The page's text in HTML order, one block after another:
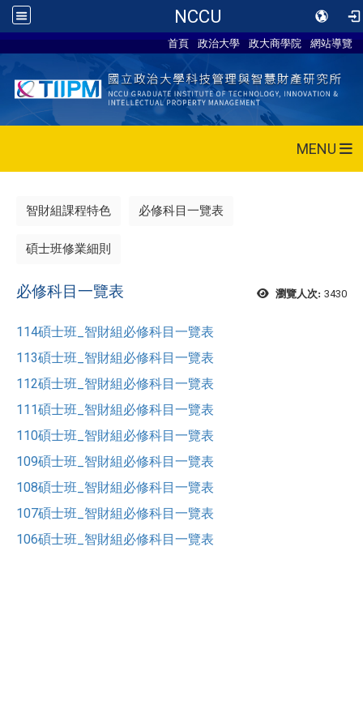
NCCU
首頁 政治大學 政大商學院 網站導覽
MENU
智財組課程特色 必修科目一覽表
碩士班修業細則
瀏覽人次: 3430
必修科目一覽表
114碩士班_智財組必修科目一覽表
113碩士班_智財組必修科目一覽表
112碩士班_智財組必修科目一覽表
111碩士班_智財組必修科目一覽表
110碩士班_智財組必修科目一覽表
109碩士班_智財組必修科目一覽表
108碩士班_智財組必修科目一覽表
107碩士班_智財組必修科目一覽表
106碩士班_智財組必修科目一覽表